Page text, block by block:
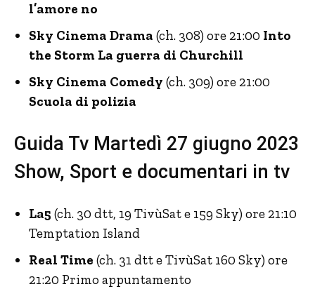
l’amore no
Sky Cinema Drama (ch. 308) ore 21:00 Into
the Storm La guerra di Churchill
Sky Cinema Comedy (ch. 309) ore 21:00
Scuola di polizia
Guida Tv Martedì 27 giugno 2023
Show, Sport e documentari in tv
La5 (ch. 30 dtt, 19 TivùSat e 159 Sky) ore 21:10
Temptation Island
Real Time (ch. 31 dtt e TivùSat 160 Sky) ore
21:20 Primo appuntamento